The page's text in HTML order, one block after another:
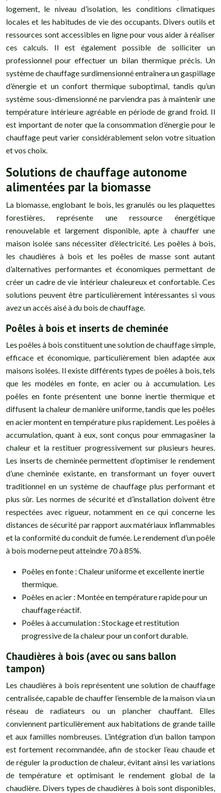
logement, le niveau d’isolation, les conditions climatiques
locales et les habitudes de vie des occupants. Divers outils et
ressources sont accessibles en ligne pour vous aider à réaliser
ces calculs. Il est également possible de solliciter un
professionnel pour effectuer un bilan thermique précis. Un
système de chauffage surdimensionné entraînera un gaspillage
d’énergie et un confort thermique suboptimal, tandis qu’un
système sous-dimensionné ne parviendra pas à maintenir une
température intérieure agréable en période de grand froid. Il
est important de noter que la consommation d’énergie pour le
chauffage peut varier considérablement selon votre situation
et vos choix.
Solutions de chauffage autonome
alimentées par la biomasse
La biomasse, englobant le bois, les granulés ou les plaquettes
forestières, représente une ressource énergétique
renouvelable et largement disponible, apte à chauffer une
maison isolée sans nécessiter d’électricité. Les poêles à bois,
les chaudières à bois et les poêles de masse sont autant
d’alternatives performantes et économiques permettant de
créer un cadre de vie intérieur chaleureux et confortable. Ces
solutions peuvent être particulièrement intéressantes si vous
avez un accès aisé à du bois de chauffage.
Poêles à bois et inserts de cheminée
Les poêles à bois constituent une solution de chauffage simple,
efficace et économique, particulièrement bien adaptée aux
maisons isolées. Il existe différents types de poêles à bois, tels
que les modèles en fonte, en acier ou à accumulation. Les
poêles en fonte présentent une bonne inertie thermique et
diffusent la chaleur de manière uniforme, tandis que les poêles
en acier montent en température plus rapidement. Les poêles à
accumulation, quant à eux, sont conçus pour emmagasiner la
chaleur et la restituer progressivement sur plusieurs heures.
Les inserts de cheminée permettent d’optimiser le rendement
d’une cheminée existante, en transformant un foyer ouvert
traditionnel en un système de chauffage plus performant et
plus sûr. Les normes de sécurité et d’installation doivent être
respectées avec rigueur, notamment en ce qui concerne les
distances de sécurité par rapport aux matériaux inflammables
et la conformité du conduit de fumée. Le rendement d’un poêle
à bois moderne peut atteindre 70 à 85%.
Poêles en fonte : Chaleur uniforme et excellente inertie
thermique.
Poêles en acier : Montée en température rapide pour un
chauffage réactif.
Poêles à accumulation : Stockage et restitution
progressive de la chaleur pour un confort durable.
Chaudières à bois (avec ou sans ballon
tampon)
Les chaudières à bois représentent une solution de chauffage
centralisée, capable de chauffer l’ensemble de la maison via un
réseau de radiateurs ou un plancher chauffant. Elles
conviennent particulièrement aux habitations de grande taille
et aux familles nombreuses. L’intégration d’un ballon tampon
est fortement recommandée, afin de stocker l’eau chaude et
de réguler la production de chaleur, évitant ainsi les variations
de température et optimisant le rendement global de la
chaudière. Divers types de chaudières à bois sont disponibles,